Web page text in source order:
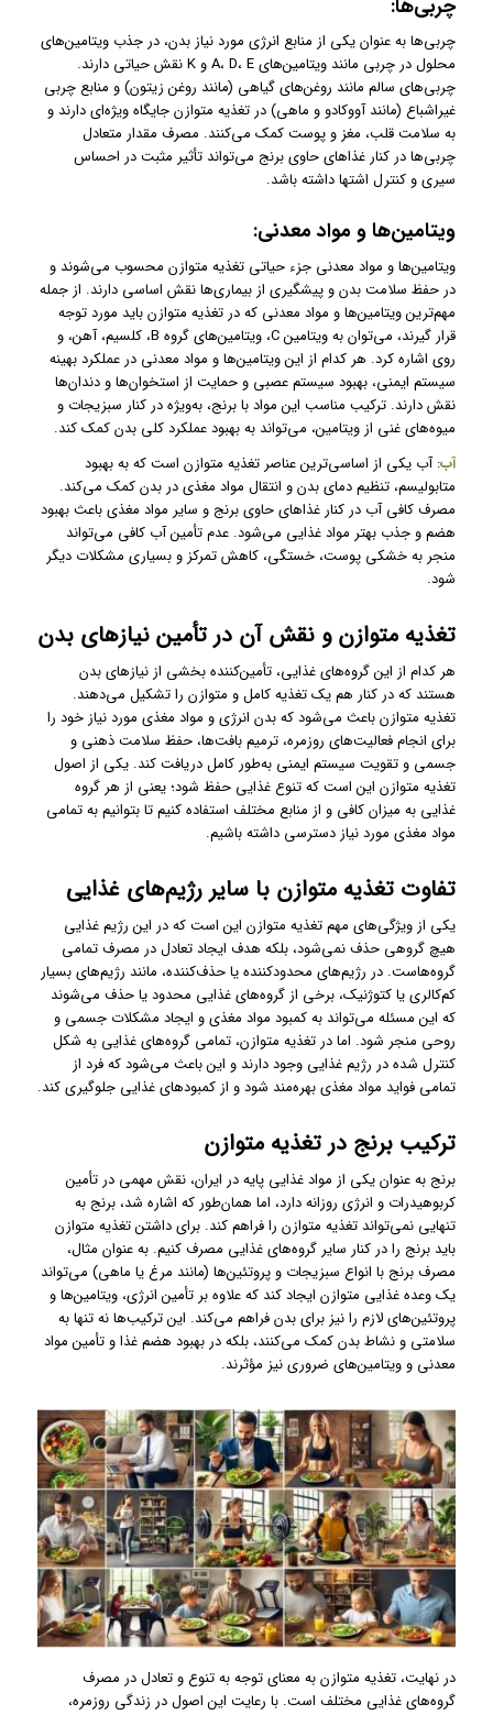
چربی‌ها:
چربی‌ها به عنوان یکی از منابع انرژی مورد نیاز بدن، در جذب ویتامین‌های
محلول در چربی مانند ویتامین‌های A، D، E و K نقش حیاتی دارند.
چربی‌های سالم مانند روغن‌های گیاهی (مانند روغن زیتون) و منابع چربی
غیراشباع (مانند آووکادو و ماهی) در تغذیه متوازن جایگاه ویژه‌ای دارند و
به سلامت قلب، مغز و پوست کمک می‌کنند. مصرف مقدار متعادل
چربی‌ها در کنار غذاهای حاوی برنج می‌تواند تأثیر مثبت در احساس
سیری و کنترل اشتها داشته باشد.
ویتامین‌ها و مواد معدنی:
ویتامین‌ها و مواد معدنی جزء حیاتی تغذیه متوازن محسوب می‌شوند و
در حفظ سلامت بدن و پیشگیری از بیماری‌ها نقش اساسی دارند. از جمله
مهم‌ترین ویتامین‌ها و مواد معدنی که در تغذیه متوازن باید مورد توجه
قرار گیرند، می‌توان به ویتامین C، ویتامین‌های گروه B، کلسیم، آهن، و
روی اشاره کرد. هر کدام از این ویتامین‌ها و مواد معدنی در عملکرد بهینه
سیستم ایمنی، بهبود سیستم عصبی و حمایت از استخوان‌ها و دندان‌ها
نقش دارند. ترکیب مناسب این مواد با برنج، به‌ویژه در کنار سبزیجات و
میوه‌های غنی از ویتامین، می‌تواند به بهبود عملکرد کلی بدن کمک کند.
آب: آب یکی از اساسی‌ترین عناصر تغذیه متوازن است که به بهبود
متابولیسم، تنظیم دمای بدن و انتقال مواد مغذی در بدن کمک می‌کند.
مصرف کافی آب در کنار غذاهای حاوی برنج و سایر مواد مغذی باعث بهبود
هضم و جذب بهتر مواد غذایی می‌شود. عدم تأمین آب کافی می‌تواند
منجر به خشکی پوست، خستگی، کاهش تمرکز و بسیاری مشکلات دیگر
شود.
تغذیه متوازن و نقش آن در تأمین نیازهای بدن
هر کدام از این گروه‌های غذایی، تأمین‌کننده بخشی از نیازهای بدن
هستند که در کنار هم یک تغذیه کامل و متوازن را تشکیل می‌دهند.
تغذیه متوازن باعث می‌شود که بدن انرژی و مواد مغذی مورد نیاز خود را
برای انجام فعالیت‌های روزمره، ترمیم بافت‌ها، حفظ سلامت ذهنی و
جسمی و تقویت سیستم ایمنی به‌طور کامل دریافت کند. یکی از اصول
تغذیه متوازن این است که تنوع غذایی حفظ شود؛ یعنی از هر گروه
غذایی به میزان کافی و از منابع مختلف استفاده کنیم تا بتوانیم به تمامی
مواد مغذی مورد نیاز دسترسی داشته باشیم.
تفاوت تغذیه متوازن با سایر رژیم‌های غذایی
یکی از ویژگی‌های مهم تغذیه متوازن این است که در این رژیم غذایی
هیچ گروهی حذف نمی‌شود، بلکه هدف ایجاد تعادل در مصرف تمامی
گروه‌هاست. در رژیم‌های محدودکننده یا حذف‌کننده، مانند رژیم‌های بسیار
کم‌کالری یا کتوژنیک، برخی از گروه‌های غذایی محدود یا حذف می‌شوند
که این مسئله می‌تواند به کمبود مواد مغذی و ایجاد مشکلات جسمی و
روحی منجر شود. اما در تغذیه متوازن، تمامی گروه‌های غذایی به شکل
کنترل شده در رژیم غذایی وجود دارند و این باعث می‌شود که فرد از
تمامی فواید مواد مغذی بهره‌مند شود و از کمبودهای غذایی جلوگیری کند.
ترکیب برنج در تغذیه متوازن
برنج به عنوان یکی از مواد غذایی پایه در ایران، نقش مهمی در تأمین
کربوهیدرات و انرژی روزانه دارد، اما همان‌طور که اشاره شد، برنج به
تنهایی نمی‌تواند تغذیه متوازن را فراهم کند. برای داشتن تغذیه متوازن
باید برنج را در کنار سایر گروه‌های غذایی مصرف کنیم. به عنوان مثال،
مصرف برنج با انواع سبزیجات و پروتئین‌ها (مانند مرغ یا ماهی) می‌تواند
یک وعده غذایی متوازن ایجاد کند که علاوه بر تأمین انرژی، ویتامین‌ها و
پروتئین‌های لازم را نیز برای بدن فراهم می‌کند. این ترکیب‌ها نه تنها به
سلامتی و نشاط بدن کمک می‌کنند، بلکه در بهبود هضم غذا و تأمین مواد
معدنی و ویتامین‌های ضروری نیز مؤثرند.
در نهایت، تغذیه متوازن به معنای توجه به تنوع و تعادل در مصرف
گروه‌های غذایی مختلف است. با رعایت این اصول در زندگی روزمره،